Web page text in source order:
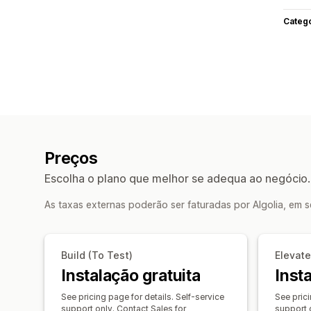
Preços
Escolha o plano que melhor se adequa ao negócio.
As taxas externas poderão ser faturadas por Algolia, em
Build (To Test)
Instalação gratuita
See pricing page for details. Self-service
support only. Contact Sales for
Elevate
See
support